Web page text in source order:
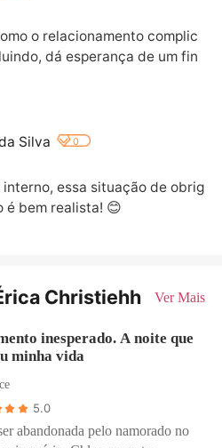
o relacionamento complic
dá esperança de um fin
Silva 0
essa situação de obrig
é bem realista! 😊
Christiehh Ver Mais
inesperado. A noite que
minha vida
5.0
abandonada pelo namorado no